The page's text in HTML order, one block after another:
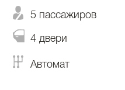
5 пассажиров
4 двери
Автомат